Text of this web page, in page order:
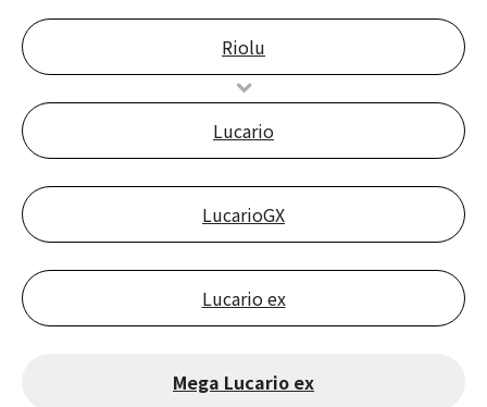
Riolu
Lucario
LucarioGX
Lucario ex
Mega Lucario ex